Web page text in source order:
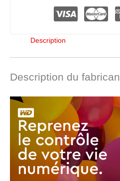
Description
Description du